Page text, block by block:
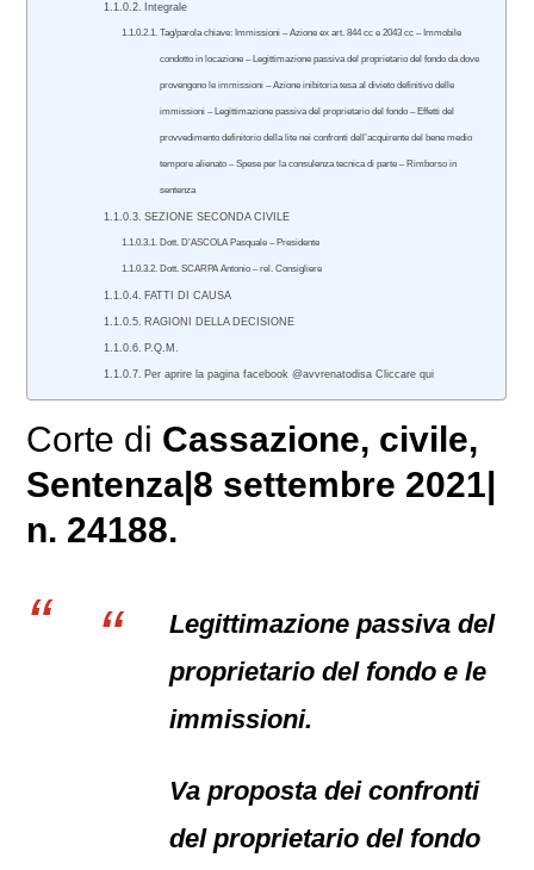
Integrale
Tag/parola chiave: Immissioni – Azione ex art. 844 cc e 2043 cc – Immobile
condotto in locazione – Legittimazione passiva del proprietario del fondo da dove
provengono le immissioni – Azione inibitoria tesa al divieto definitivo delle
immissioni – Legittimazione passiva del proprietario del fondo – Effetti del
provvedimento definitorio della lite nei confronti dell’acquirente del bene medio
tempore alienato – Spese per la consulenza tecnica di parte – Rimborso in
sentenza
SEZIONE SECONDA CIVILE
Dott. D’ASCOLA Pasquale – Presidente
Dott. SCARPA Antonio – rel. Consigliere
FATTI DI CAUSA
RAGIONI DELLA DECISIONE
P.Q.M.
Per aprire la pagina facebook @avvrenatodisa Cliccare qui
Corte di Cassazione, civile,
Sentenza|8 settembre 2021|
n. 24188.
Legittimazione passiva del
proprietario del fondo e le
immissioni.
Va proposta dei confronti
del proprietario del fondo